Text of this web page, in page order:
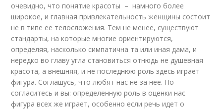
очевидно, что понятие красоты – намного более
широкое, и главная привлекательность женщины состоит
не в типе ее телосложения. Тем не менее, существуют
стандарты, на которые многие ориентируются,
определяя, насколько симпатична та или иная дама, и
нередко во главу угла становиться отнюдь не душевная
красота, а внешняя, и не последнюю роль здесь играет
фигура. Соглашусь, что любят нас не за нее. Но
согласитесь и вы: определенную роль в оценки нас
фигура всех же играет, особенно если речь идет о